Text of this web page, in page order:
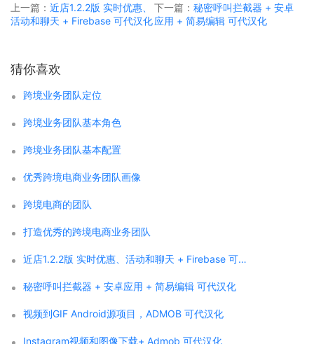
上一篇： 近店1.2.2版 实时优惠、
活动和聊天 + Firebase 可代汉化
下一篇： 秘密呼叫拦截器 + 安卓
应用 + 简易编辑 可代汉化
猜你喜欢
跨境业务团队定位
跨境业务团队基本角色
跨境业务团队基本配置
优秀跨境电商业务团队画像
跨境电商的团队
打造优秀的跨境电商业务团队
近店1.2.2版 实时优惠、活动和聊天 + Firebase 可代汉化
秘密呼叫拦截器 + 安卓应用 + 简易编辑 可代汉化
视频到GIF Android源项目，ADMOB 可代汉化
Instagram视频和图像下载+ Admob 可代汉化